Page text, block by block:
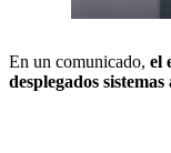
En un comunicado, el
desplegados